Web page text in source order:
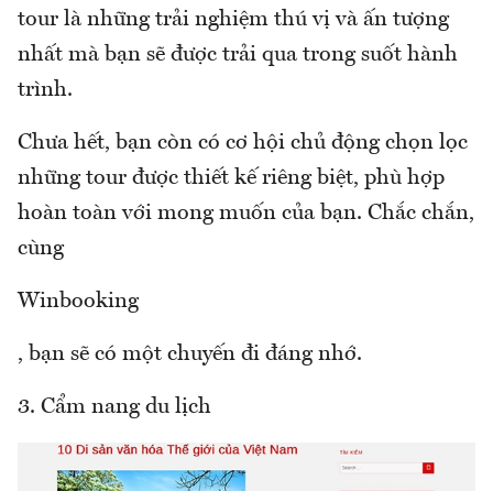
tour là những trải nghiệm thú vị và ấn tượng
nhất mà bạn sẽ được trải qua trong suốt hành
trình.
Chưa hết, bạn còn có cơ hội chủ động chọn lọc
những tour được thiết kế riêng biệt, phù hợp
hoàn toàn với mong muốn của bạn. Chắc chắn,
cùng
Winbooking
, bạn sẽ có một chuyến đi đáng nhớ.
3. Cẩm nang du lịch